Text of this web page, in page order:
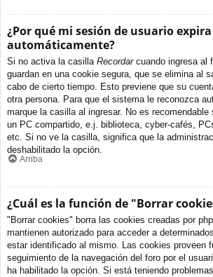
¿Por qué mi sesión de usuario expira
automáticamente?
Si no activa la casilla Recordarcuando ingresa al
guardan en una cookie segura, que se elimina al
cabo de cierto tiempo. Esto previene que su
otra persona. Para que el sistema le reconozca
marque la casilla al ingresar. No es
un PC compartido, e.j. biblioteca, cyber-cafés,
etc. Si no ve la casilla, significa que la
deshabilitado la opción.
Arriba
¿Cuál es la función de "Borrar
"Borrar cookies" borra las cookies creadas por
mantienen autorizado para acceder a
estar identificado al mismo. Las cookies proveen
seguimiento de la navegación del foro por el
ha habilitado la opción. Si está teniendo